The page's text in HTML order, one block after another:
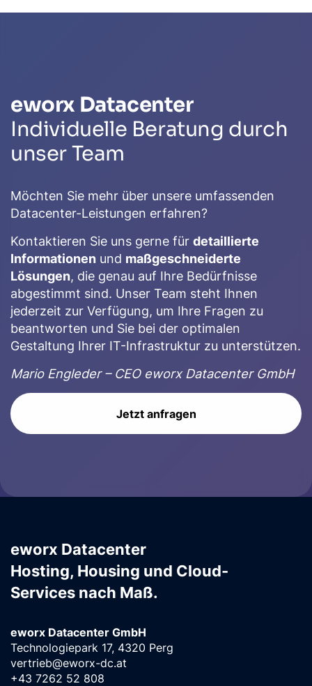
eworx Datacenter
Individuelle Beratung durch
unser Team
Möchten Sie mehr über unsere umfassenden
Datacenter-Leistungen erfahren?
Kontaktieren Sie uns gerne für detaillierte
Informationen und maßgeschneiderte
Lösungen, die genau auf Ihre Bedürfnisse
abgestimmt sind. Unser Team steht Ihnen
jederzeit zur Verfügung, um Ihre Fragen zu
beantworten und Sie bei der optimalen
Gestaltung Ihrer IT-Infrastruktur zu unterstützen.
Mario Engleder – CEO eworx Datacenter GmbH
Jetzt anfragen
eworx Datacenter
Hosting, Housing und Cloud-
Services nach Maß.
eworx Datacenter GmbH
Technologiepark 17, 4320 Perg
vertrieb@eworx-dc.at
+43 7262 52 808